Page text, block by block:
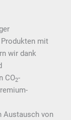
mit
wir dank
CO2-
Austausch von